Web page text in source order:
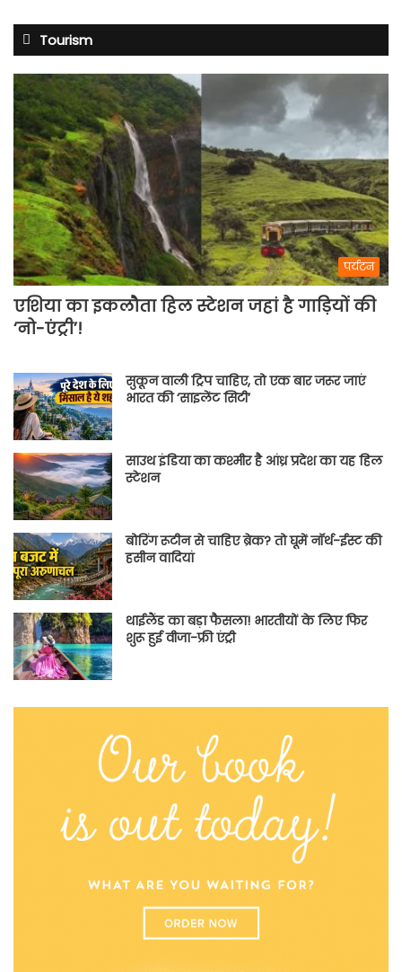
Tourism
पर्यटन
एशिया का इकलौता हिल स्टेशन जहां है गाड़ियों की
‘नो-एंट्री’!
सुकून वाली ट्रिप चाहिए, तो एक बार जरूर जाएं
भारत की ‘साइलेंट सिटी’
साउथ इंडिया का कश्मीर है आंध्र प्रदेश का यह हिल
स्टेशन
बोरिंग रूटीन से चाहिए ब्रेक? तो घूमें नॉर्थ-ईस्ट की
हसीन वादियां
थाईलैंड का बड़ा फैसला! भारतीयों के लिए फिर
शुरू हुई वीजा-फ्री एंट्री